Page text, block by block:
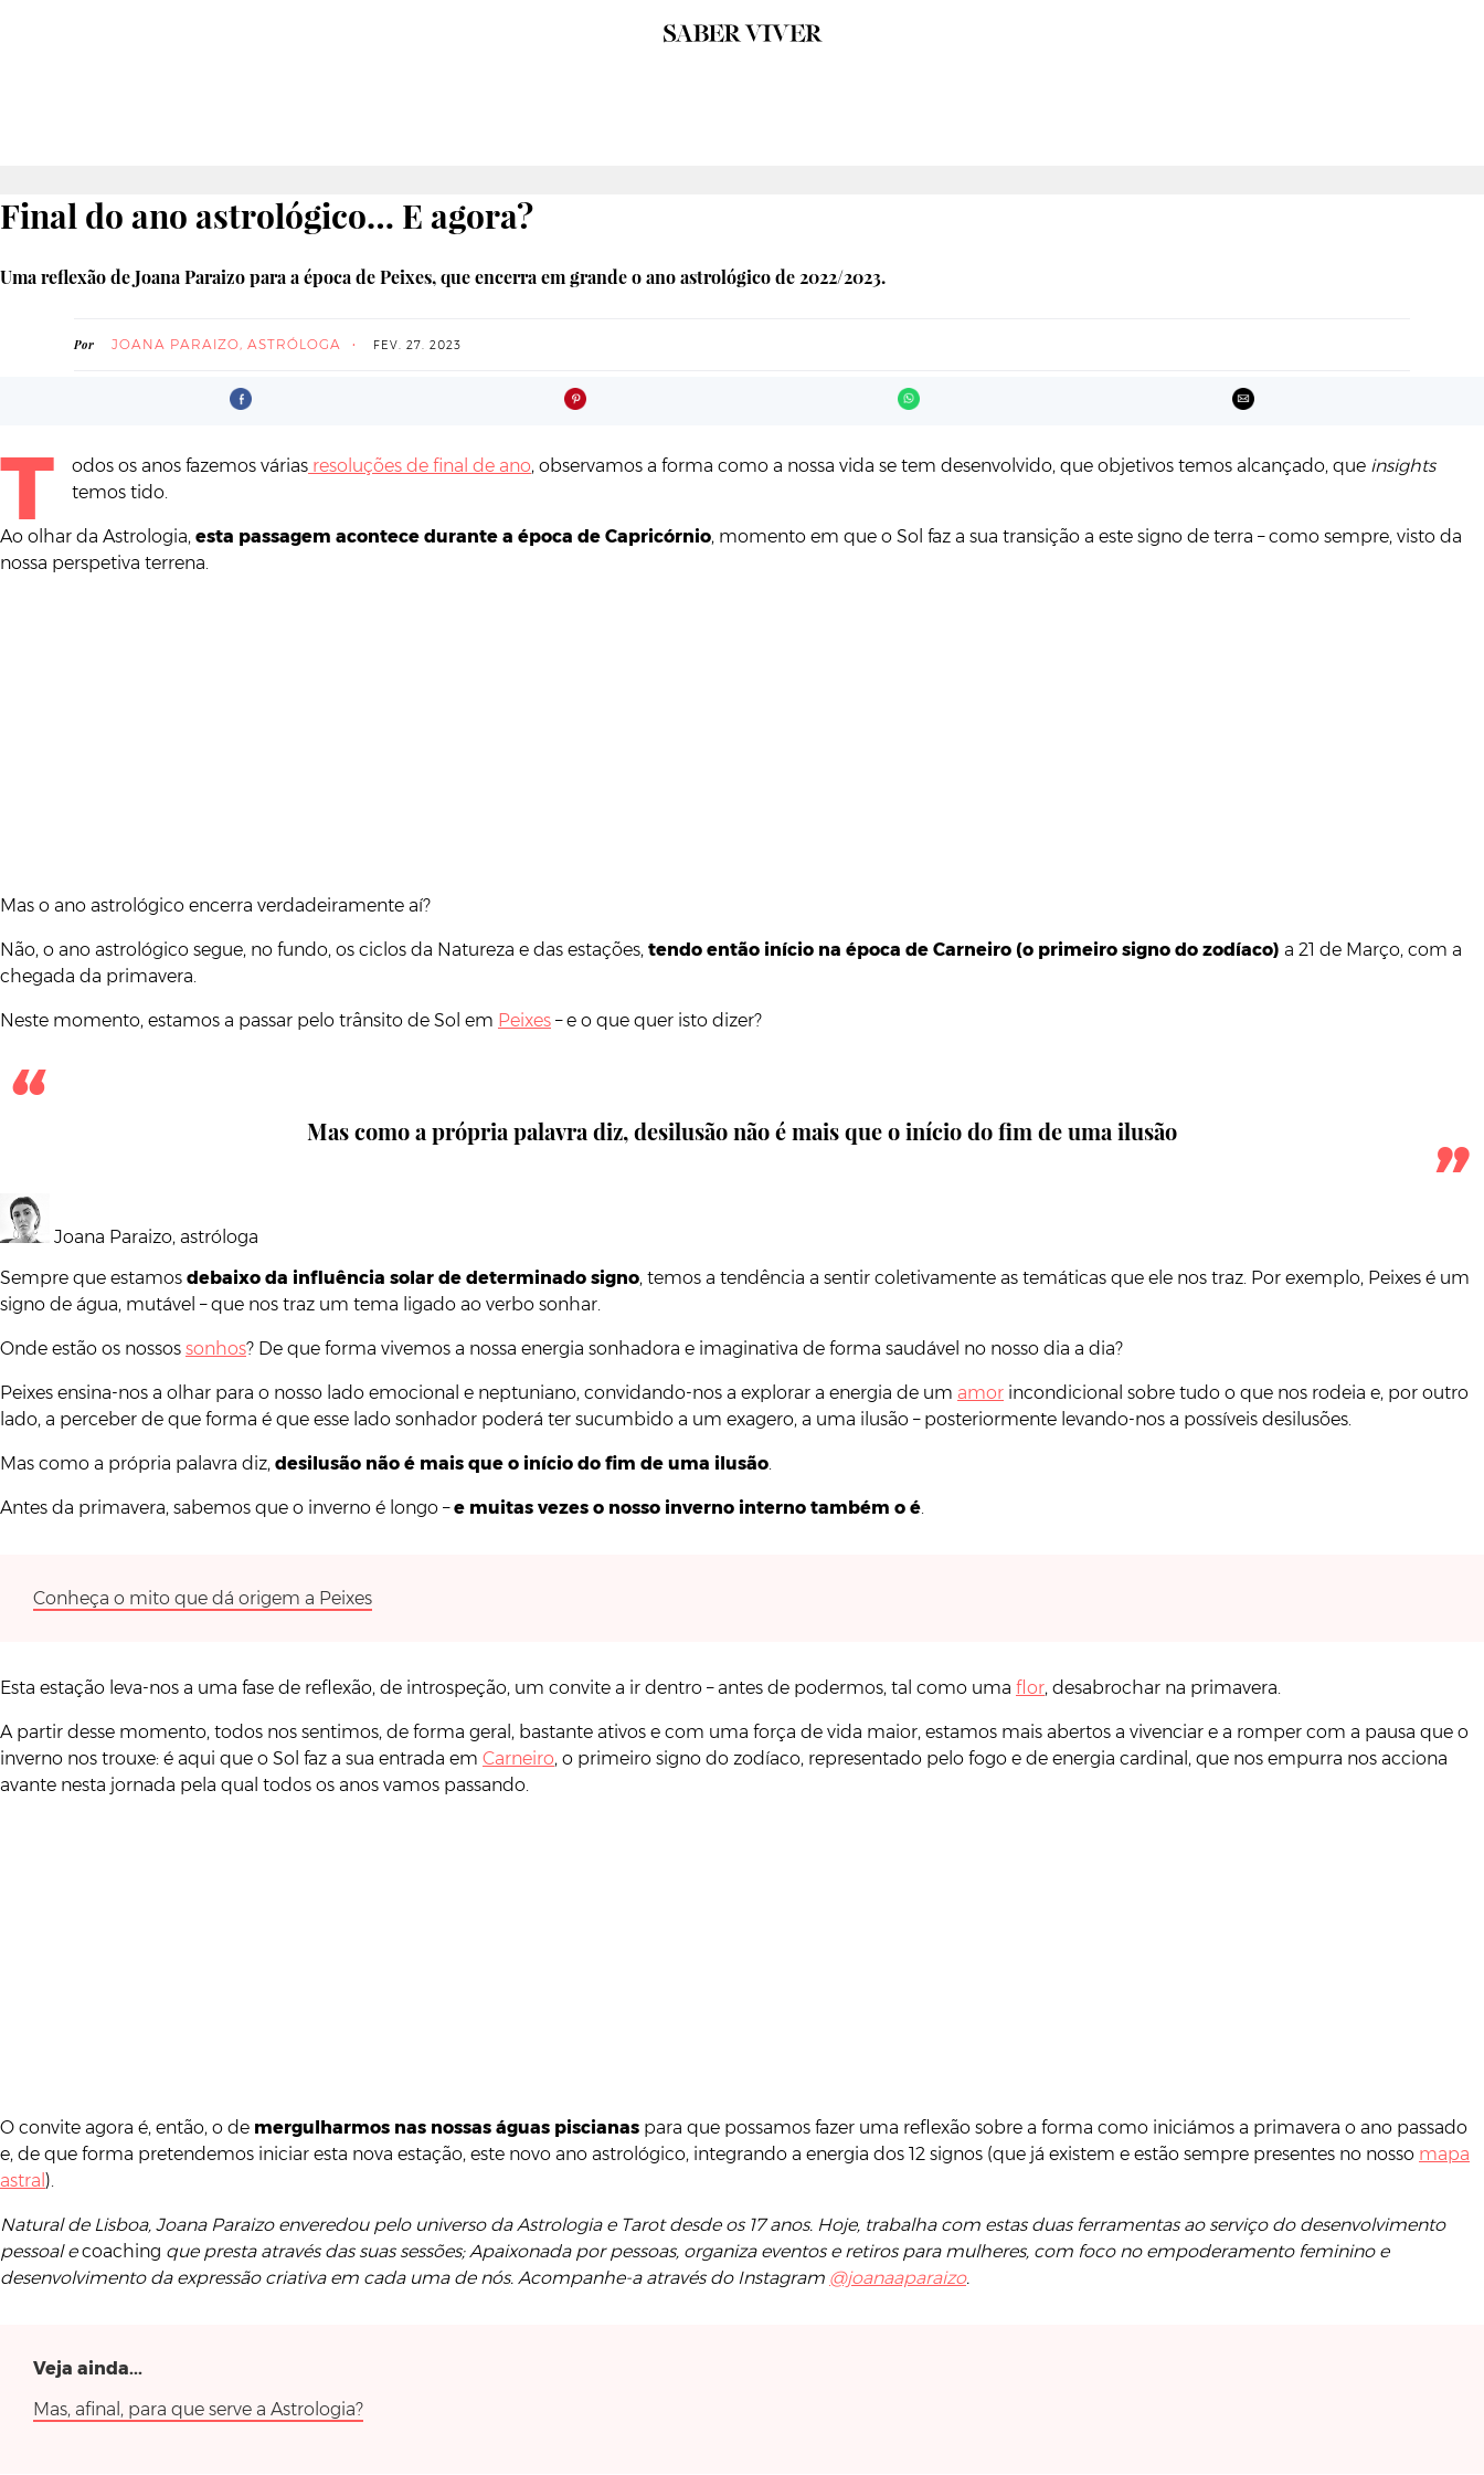
Final do ano astrológico… E agora?
Uma reflexão de Joana Paraizo para a época de Peixes, que encerra em grande o ano astrológico de 2022/2023.
Por JOANA PARAIZO, ASTRÓLOGA FEV. 27. 2023
T odos os anos fazemos várias resoluções de final de ano, observamos a forma como a nossa vida se tem desenvolvido, que objetivos temos alcançado, que insights
temos tido.
Ao olhar da Astrologia, esta passagem acontece durante a época de Capricórnio, momento em que o Sol faz a sua transição a este signo de terra – como sempre, visto da
nossa perspetiva terrena.
Mas o ano astrológico encerra verdadeiramente aí?
Não, o ano astrológico segue, no fundo, os ciclos da Natureza e das estações, tendo então início na época de Carneiro (o primeiro signo do zodíaco) a 21 de Março, com a
chegada da primavera.
Neste momento, estamos a passar pelo trânsito de Sol em Peixes – e o que quer isto dizer?
Mas como a própria palavra diz, desilusão não é mais que o início do fim de uma ilusão
Joana Paraizo, astróloga
Sempre que estamos debaixo da influência solar de determinado signo, temos a tendência a sentir coletivamente as temáticas que ele nos traz. Por exemplo, Peixes é um
signo de água, mutável – que nos traz um tema ligado ao verbo sonhar.
Onde estão os nossos sonhos? De que forma vivemos a nossa energia sonhadora e imaginativa de forma saudável no nosso dia a dia?
Peixes ensina-nos a olhar para o nosso lado emocional e neptuniano, convidando-nos a explorar a energia de um amor incondicional sobre tudo o que nos rodeia e, por outro
lado, a perceber de que forma é que esse lado sonhador poderá ter sucumbido a um exagero, a uma ilusão – posteriormente levando-nos a possíveis desilusões.
Mas como a própria palavra diz, desilusão não é mais que o início do fim de uma ilusão
Antes da primavera, sabemos que o inverno é longo –e muitas vezes o nosso inverno interno também o é
Conheça o mito que dá origem a Peixes
Esta estação leva-nos a uma fase de reflexão, de introspeção, um convite a ir dentro – antes de podermos, tal como uma flor, desabrochar na primavera.
A partir desse momento, todos nos sentimos, de forma geral, bastante ativos e com uma força de vida maior, estamos mais abertos a vivenciar e a romper com a pausa que o
inverno nos trouxe: é aqui que o Sol faz a sua entrada em Carneiro, o primeiro signo do zodíaco, representado pelo fogo e de energia cardinal, que nos empurra nos acciona
avante nesta jornada pela qual todos os anos vamos passando.
O convite agora é, então, o de mergulharmos nas nossas águas piscianas para que possamos fazer uma reflexão sobre a forma como iniciámos a primavera o ano passado
e, de que forma pretendemos iniciar esta nova estação, este novo ano astrológico, integrando a energia dos 12 signos (que já existem e estão sempre presentes no nosso mapa
astral ).
Natural de Lisboa, Joana Paraizo enveredou pelo universo da Astrologia e Tarot desde os 17 anos. Hoje, trabalha com estas duas ferramentas ao serviço do desenvolvimento
pessoal ecoaching que presta através das suas sessões; Apaixonada por pessoas, organiza eventos e retiros para mulheres, com foco no empoderamento feminino e
desenvolvimento da expressão criativa em cada uma de nós. Acompanhe-a através do Instagram @joanaaparaizo.
Veja ainda...
Mas, afinal, para que serve a Astrologia?